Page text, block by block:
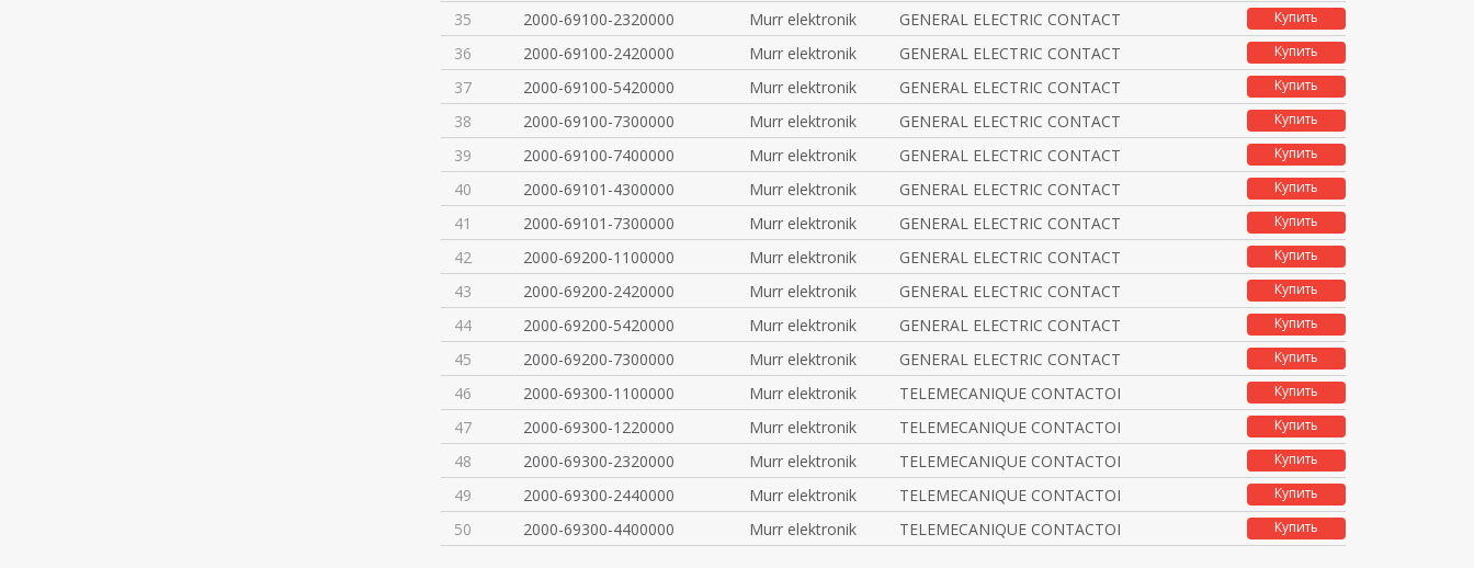
35 2000-69100-2320000 Murr elektronik GENERAL ELECTRIC CONTACTOR SUP Купить
36 2000-69100-2420000 Murr elektronik GENERAL ELECTRIC CONTACTOR SUP Купить
37 2000-69100-5420000 Murr elektronik GENERAL ELECTRIC CONTACTOR SUP Купить
38 2000-69100-7300000 Murr elektronik GENERAL ELECTRIC CONTACTOR SUP Купить
39 2000-69100-7400000 Murr elektronik GENERAL ELECTRIC CONTACTOR SUP Купить
40 2000-69101-4300000 Murr elektronik GENERAL ELECTRIC CONTACTOR SUP Купить
41 2000-69101-7300000 Murr elektronik GENERAL ELECTRIC CONTACTOR SUP Купить
42 2000-69200-1100000 Murr elektronik GENERAL ELECTRIC CONTACTOR SUP Купить
43 2000-69200-2420000 Murr elektronik GENERAL ELECTRIC CONTACTOR SUP Купить
44 2000-69200-5420000 Murr elektronik GENERAL ELECTRIC CONTACTOR SUP Купить
45 2000-69200-7300000 Murr elektronik GENERAL ELECTRIC CONTACTOR SUP Купить
46 2000-69300-1100000 Murr elektronik TELEMECANIQUE CONTACTOR SUPPRE Купить
47 2000-69300-1220000 Murr elektronik TELEMECANIQUE CONTACTOR SUPPRE Купить
48 2000-69300-2320000 Murr elektronik TELEMECANIQUE CONTACTOR SUPPRE Купить
49 2000-69300-2440000 Murr elektronik TELEMECANIQUE CONTACTOR SUPPRE Купить
50 2000-69300-4400000 Murr elektronik TELEMECANIQUE CONTACTOR SUPPRE Купить